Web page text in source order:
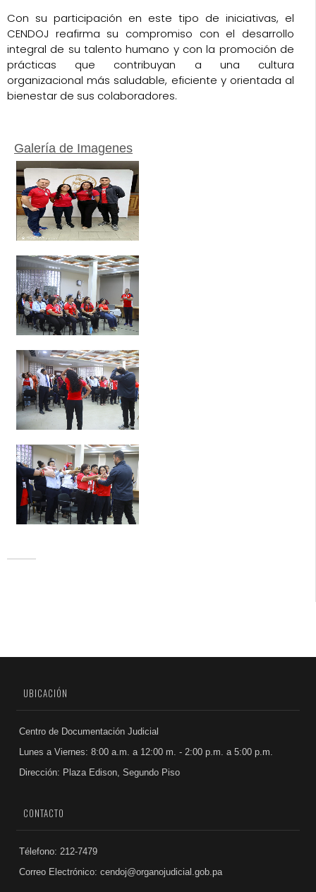
Con su participación en este tipo de iniciativas, el
CENDOJ reafirma su compromiso con el desarrollo
integral de su talento humano y con la promoción de
prácticas que contribuyan a una cultura
organizacional más saludable, eficiente y orientada al
bienestar de sus colaboradores.
Galería de Imagenes
UBICACIÓN
Centro de Documentación Judicial
Lunes a Viernes: 8:00 a.m. a 12:00 m. - 2:00 p.m. a 5:00 p.m.
Dirección: Plaza Edison, Segundo Piso
CONTACTO
Télefono: 212-7479
Correo Electrónico: cendoj@organojudicial.gob.pa